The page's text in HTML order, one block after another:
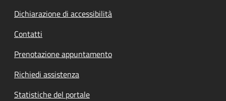
Dichiarazione di accessibilità
Contatti
Prenotazione appuntamento
Richiedi assistenza
Statistiche del portale